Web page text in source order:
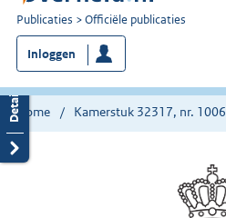
U
bent
nu
hier:
Publicaties Officiële publicaties
Inloggen
Home Kamerstuk 32317, nr. 1006